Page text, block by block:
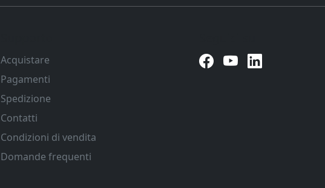
Acquistare
Pagamenti
Spedizione
Contatti
Condizioni di vendita
Domande frequenti